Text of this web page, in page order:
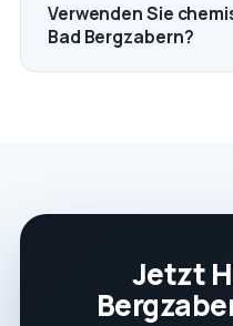
Verwenden Sie
Bad Bergzabern?
Jetzt